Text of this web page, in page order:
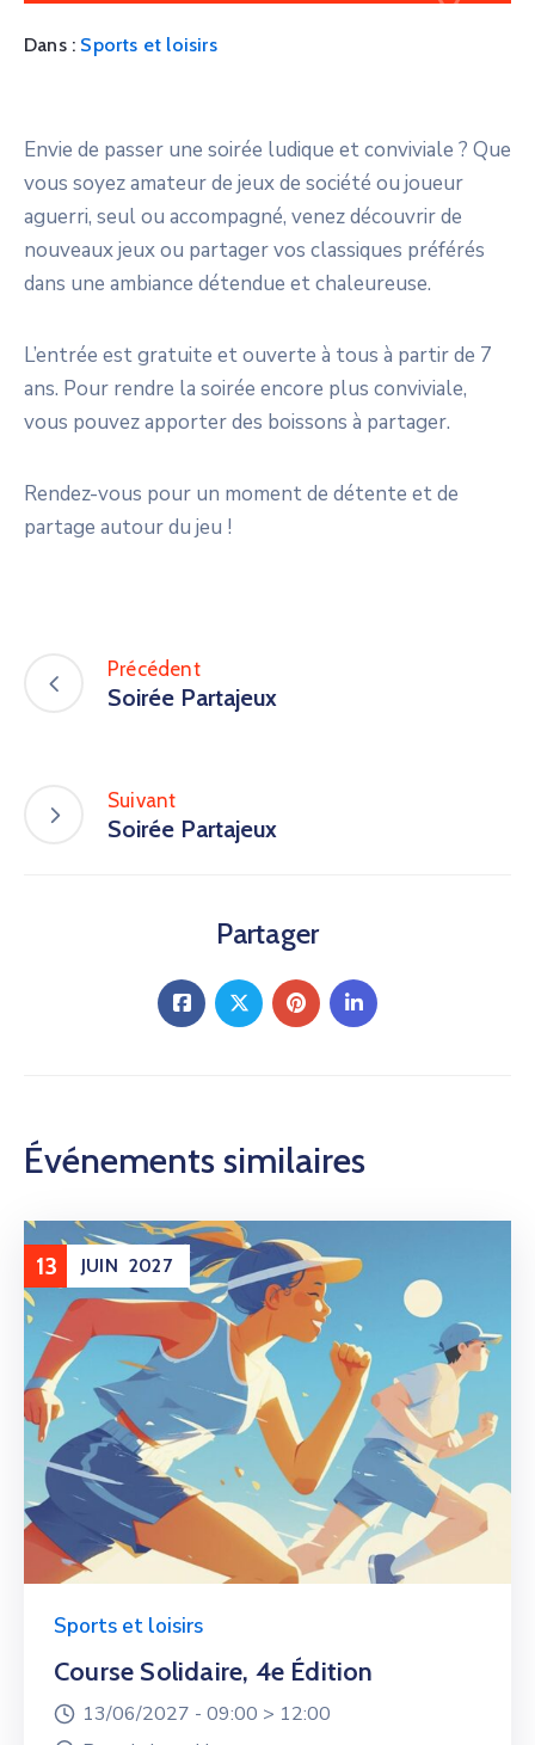
Dans : Sports et loisirs
Envie de passer une soirée ludique et conviviale ? Que
vous soyez amateur de jeux de société ou joueur
aguerri, seul ou accompagné, venez découvrir de
nouveaux jeux ou partager vos classiques préférés
dans une ambiance détendue et chaleureuse.
L’entrée est gratuite et ouverte à tous à partir de 7
ans. Pour rendre la soirée encore plus conviviale,
vous pouvez apporter des boissons à partager.
Rendez-vous pour un moment de détente et de
partage autour du jeu !
Précédent
Soirée Partajeux
Suivant
Soirée Partajeux
Partager
Événements similaires
13 JUIN 2027
Sports et loisirs
Course Solidaire, 4e Édition
13/06/2027 - 09:00 > 12:00